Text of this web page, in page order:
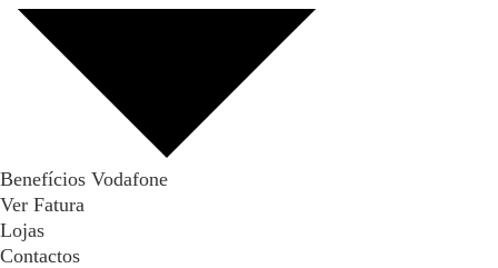
Benefícios Vodafone
Ver Fatura
Lojas
Contactos